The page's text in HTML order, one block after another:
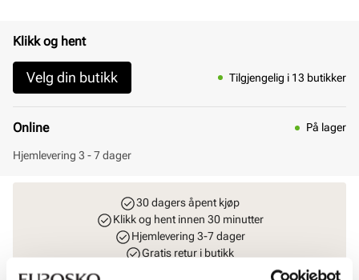
Klikk og hent
Velg din butikk Tilgjengelig i 13 butikker
Online På lager
Hjemlevering 3 - 7 dager
30 dagers åpent kjøp
Klikk og hent innen 30 minutter
Hjemlevering 3-7 dager
Gratis retur i butikk